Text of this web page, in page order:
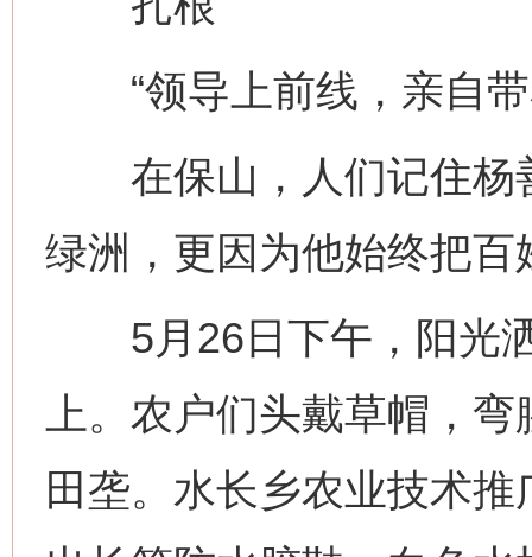
“领导上前线，亲自带
在保山，人们记住杨
绿洲，更因为他始终把
5月26日下午，阳光洒
上。农户们头戴草帽，
田垄。水长乡农业技术